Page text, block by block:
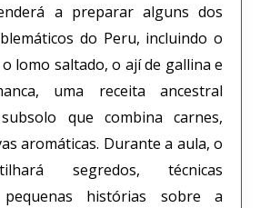
a preparar alguns dos
do Peru, incluindo o
o lomo saltado, o ají de gallina e
uma receita ancestral
que combina carnes,
aromáticas. Durante a aula, o
segredos, técnicas
histórias sobre a